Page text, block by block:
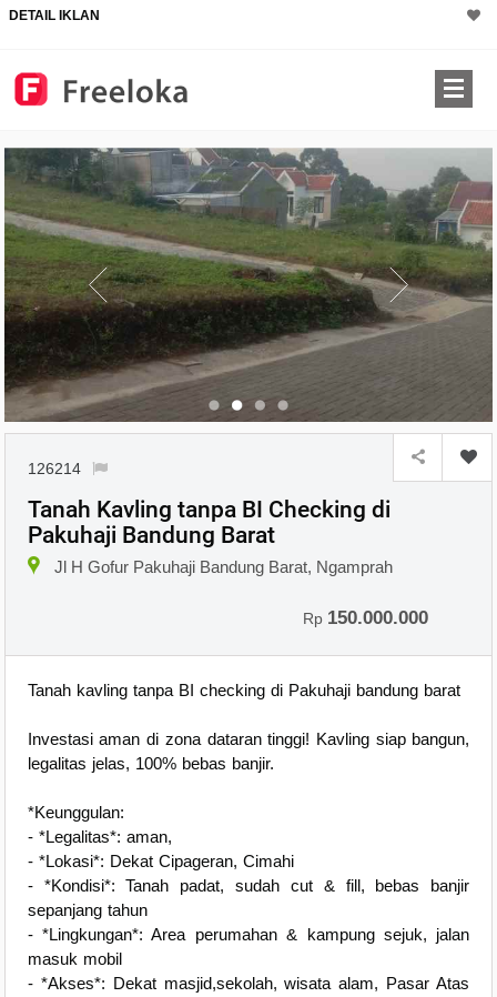
DETAIL IKLAN
126214
Tanah Kavling tanpa BI Checking di
Pakuhaji Bandung Barat
Jl H Gofur Pakuhaji Bandung Barat, Ngamprah
Rp 150.000.000
Tanah kavling tanpa BI checking di Pakuhaji bandung barat
Investasi aman di zona dataran tinggi! Kavling siap bangun,
legalitas jelas, 100% bebas banjir.
*Keunggulan:
- *Legalitas*: aman,
- *Lokasi*: Dekat Cipageran, Cimahi
- *Kondisi*: Tanah padat, sudah cut & fill, bebas banjir
sepanjang tahun
- *Lingkungan*: Area perumahan & kampung sejuk, jalan
masuk mobil
- *Akses*: Dekat masjid,sekolah, wisata alam, Pasar Atas